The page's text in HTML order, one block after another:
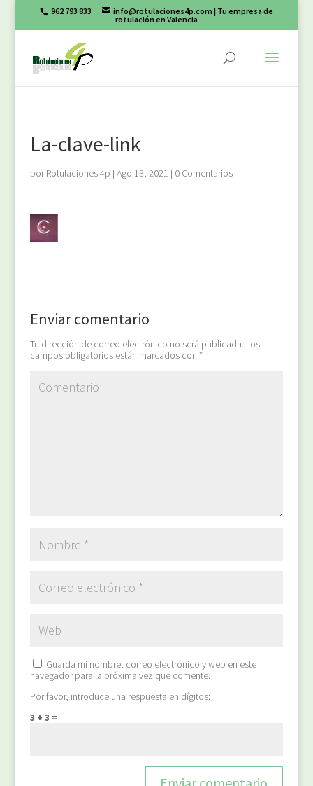
962 793 833 info@rotulaciones4p.com | Tu empresa de
rotulación en Valencia
La-clave-link
porRotulaciones 4p | Ago 13, 2021 | 0 Comentarios
Enviar comentario
Tu dirección de correo electrónico no será publicada. Los
campos obligatorios están marcados con *
Guarda mi nombre, correo electrónico y web en este
navegador para la próxima vez que comente.
Por favor, introduce una respuesta en dígitos:
3 + 3 =